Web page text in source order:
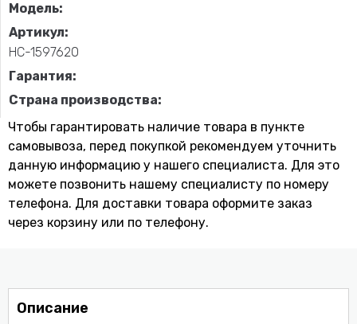
Модель:
Артикул:
НС-1597620
Гарантия:
Страна производства:
Чтобы гарантировать наличие товара в пункте
самовывоза, перед покупкой рекомендуем уточнить
данную информацию у нашего специалиста. Для это
можете позвонить нашему специaлисту по номеру
телефона. Для доставки товара оформите заказ
через корзину или по телефону.
Описание